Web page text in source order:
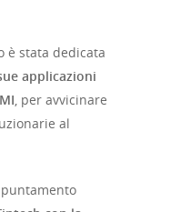
è stata dedicata
applicazioni
, per avvicinare
al